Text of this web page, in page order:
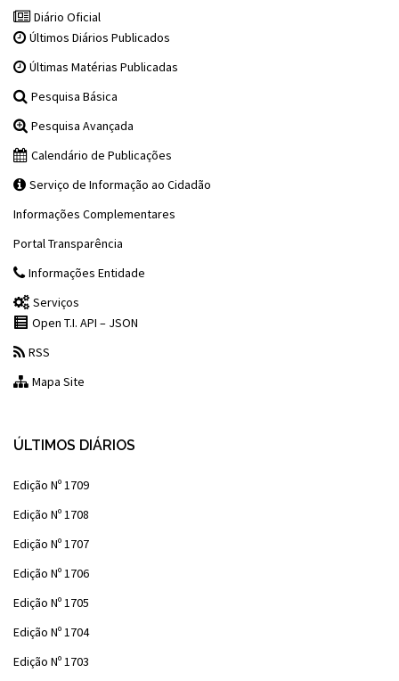
Diário Oficial
Últimos Diários Publicados
Últimas Matérias Publicadas
Pesquisa Básica
Pesquisa Avançada
Calendário de Publicações
Serviço de Informação ao Cidadão
Informações Complementares
Portal Transparência
Informações Entidade
Serviços
Open T.I. API – JSON
RSS
Mapa Site
ÚLTIMOS DIÁRIOS
Edição Nº 1709
Edição Nº 1708
Edição Nº 1707
Edição Nº 1706
Edição Nº 1705
Edição Nº 1704
Edição Nº 1703